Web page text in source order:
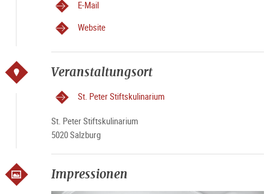
E-Mail
Website
Veranstaltungsort
St. Peter Stiftskulinarium
St. Peter Stiftskulinarium
5020 Salzburg
Impressionen